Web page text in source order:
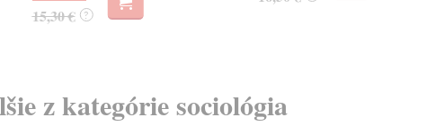
15,30 € ?
z kategórie sociológia